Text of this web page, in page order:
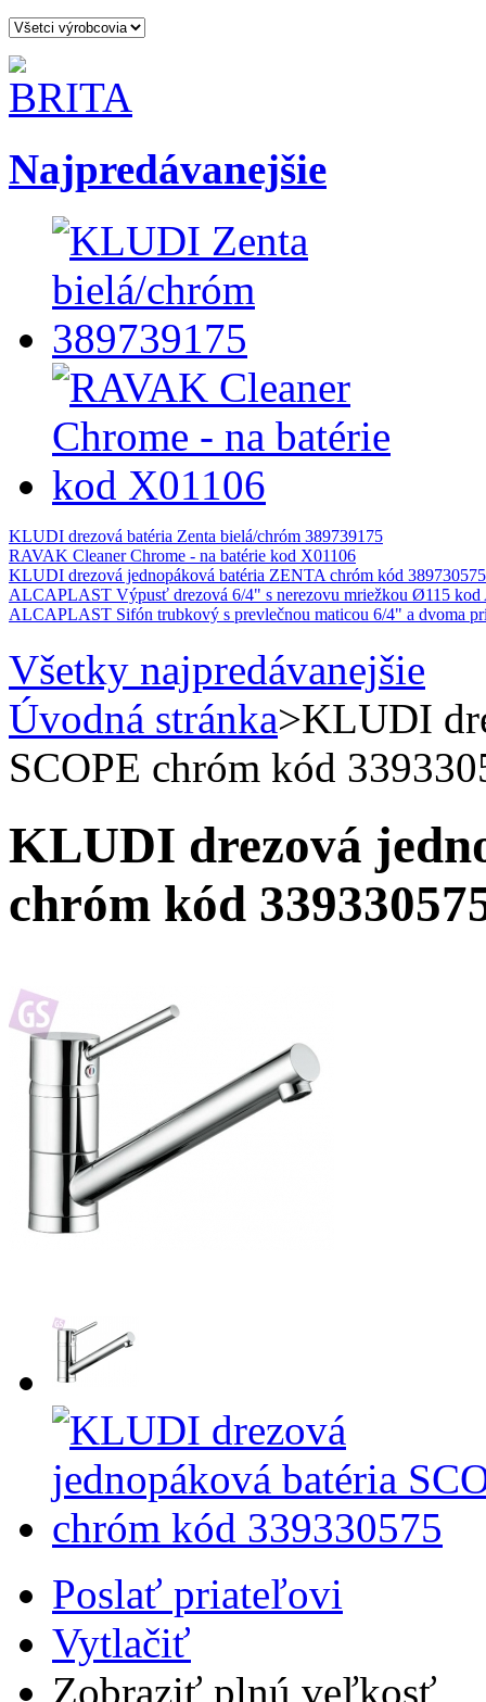
Najpredávanejšie
KLUDI drezová batéria Zenta bielá/chróm 389739175
RAVAK Cleaner Chrome - na batérie kod X01106
KLUDI drezová jednopáková batéria ZENTA chróm kód 389730575
ALCAPLAST Výpusť drezová 6/4" s nerezovu mriežkou Ø115 kod
ALCAPLAST Sifón trubkový s prevlečnou maticou 6/4" a dvoma
Všetky najpredávanejšie
Úvodná stránka>KLUDI
SCOPE chróm kód
KLUDI drezová
chróm kód
Poslať priateľovi
Vytlačiť
Zobraziť plnú veľkosť